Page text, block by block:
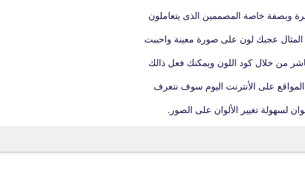
وبصفة خاصة المصممين الذى يتعاملون
عجبك لون على صورة معينة واحببت
من خلال كود اللون ويمكنك فعل ذالك
على الأنترنت اليوم سوف نتعرف
لسهولة تغيير الألوان على الصور.